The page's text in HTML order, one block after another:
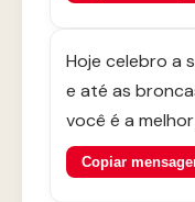
Hoje celebro a
e até as
você é a
Copiar